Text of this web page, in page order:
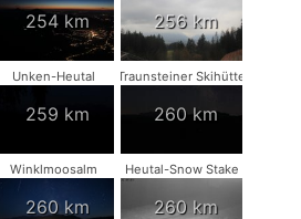
254 km 256 km
Unken-Heutal
259 km
Traunsteiner Skihütte
260 km
Winklmoosalm
260 km
Heutal-Snow Stake
260 km